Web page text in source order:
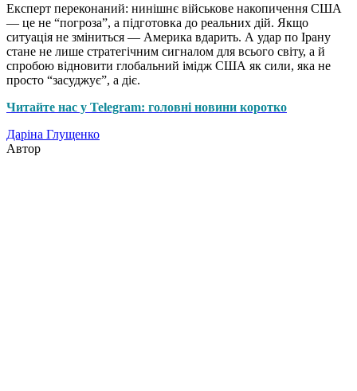
Експерт переконаний: нинішнє військове накопичення США
— це не “погроза”, а підготовка до реальних дій. Якщо
ситуація не зміниться — Америка вдарить. А удар по Ірану
стане не лише стратегічним сигналом для всього світу, а й
спробою відновити глобальний імідж США як сили, яка не
просто “засуджує”, а діє.
Читайте нас у Telegram: головні новини коротко
Даріна Глущенко
Автор